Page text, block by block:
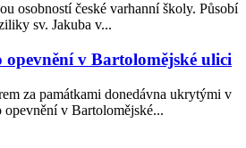
osobností české varhanní školy. Působí
sv. Jakuba v...
opevnění v Bartolomějské ulici
za památkami donedávna ukrytými v
opevnění v Bartolomějské...